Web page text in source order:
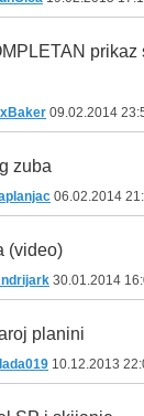
prikaz
09.02.2014
zuba
06.02.2014
(video)
30.01.2014
planini
10.12.2013